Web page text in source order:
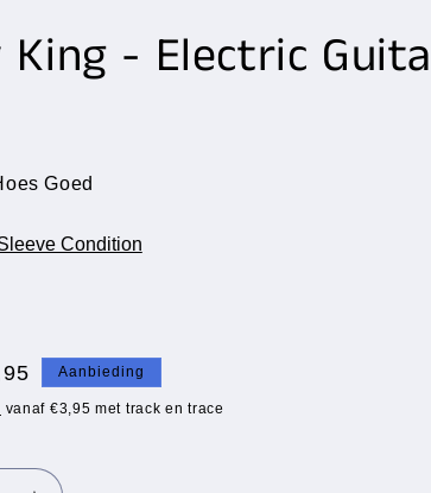
King - Electric
Goed
Condition
Aanbieding
vanaf €3,95 met track en trace